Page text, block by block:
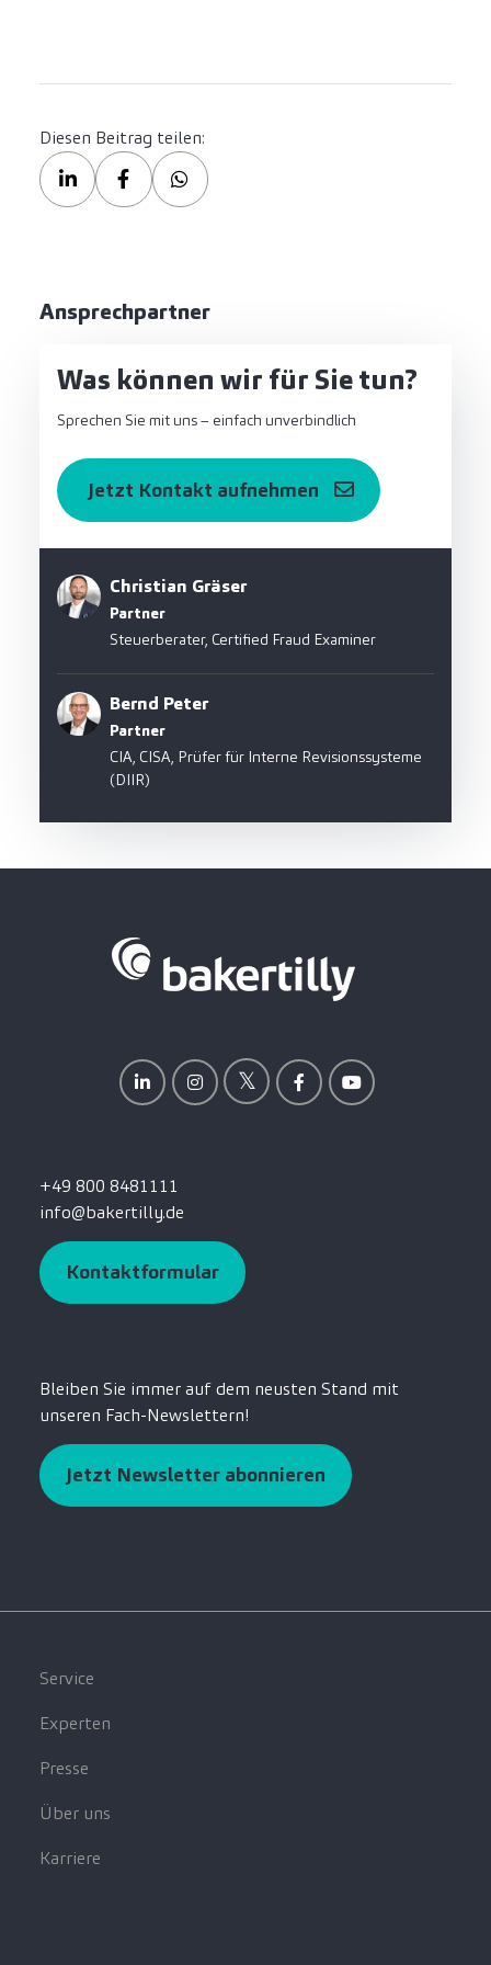
Diesen Beitrag teilen:
Ansprechpartner
Christian Gräser
Partner
Steuerberater, Certified Fraud Examiner
Bernd Peter
Partner
CIA, CISA, Prüfer für Interne Revisionssysteme
(DIIR)
Was können wir für Sie tun?
Sprechen Sie mit uns – einfach unverbindlich
Jetzt Kontakt aufnehmen
+49 800 8481111
info@bakertilly.de
Kontaktformular
Bleiben Sie immer auf dem neusten Stand mit
unseren Fach-Newslettern!
Jetzt Newsletter abonnieren
Service
Experten
Presse
Über uns
Karriere